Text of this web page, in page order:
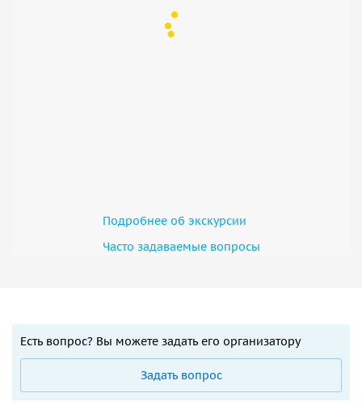
Подробнее об экскурсии
Часто задаваемые вопросы
Есть вопрос? Вы можете задать его организатору
Задать вопрос